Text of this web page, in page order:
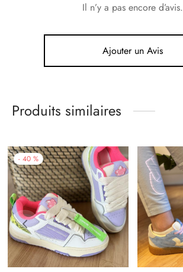
Il n’y a pas encore d’avis.
Ajouter un Avis
Produits similaires
- 40 %